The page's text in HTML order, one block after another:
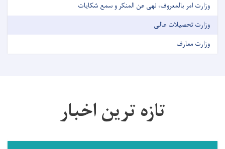
وزارت امر بالمعروف، نهی عن المنکر و سمع شکایات
وزارت تحصیلات عالی
وزارت معارف
تازه ترین اخبار